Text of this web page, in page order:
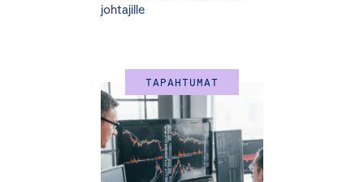
johtajille
TAPAHTUMAT